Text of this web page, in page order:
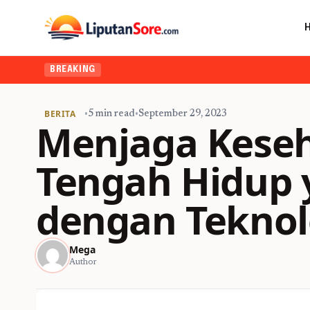
BREAKING
BERITA •5 min read•September 29, 2023
Menjaga
Tengah Hidup
dengan
Mega
Author